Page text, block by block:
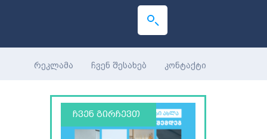
რეკლამა ჩვენ შესახებ კონტაქტი
ჩვენ გირჩევთ